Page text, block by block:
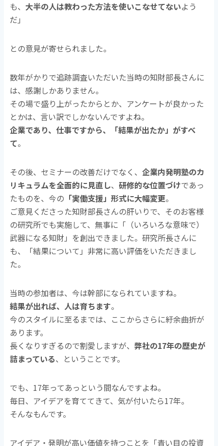
も、 大半の人は教わった方法を使いこなせてないよう
だ」
との意見が寄せられました。
数年がかりで追跡調査いただいた当時の知財部長さんに
は、感謝しかありません。
その場で盛り上がったからとか、アンケートが良かった
とかは、言い訳でしかないんですよね。
企業であり、仕事ですから、「結果が出たか」がすべ
て。
その後、セミナーの改善だけでなく、企業内発明塾のカ
リキュラムを全面的に見直し、研修的な位置づけであっ
たものを、今の 「実働支援」形式に大幅変更。
ご意見くださった知財部長さんの肝いりで、そのお客様
の研究所でも実施して、無事に「（いろいろな意味で）
武器になる知財」を創出できました。研究所長さんに
も、「結果について」非常に高い評価をいただきまし
た。
当時の参加者は、今は幹部になられていますね。
結果が出れば、人は育ちます。
今のスタイルに至るまでは、ここからさらに紆余曲折が
あります。
長くなりすぎるので割愛しますが、弊社の17年の歴史が
詰まっている、ということです。
でも、17年ってあっという間なんですよね。
毎日、アイデアを育ててきて、気が付いたら17年。
そんなもんです。
アイデア・発明が高い価値を持つことを「青い目の投資